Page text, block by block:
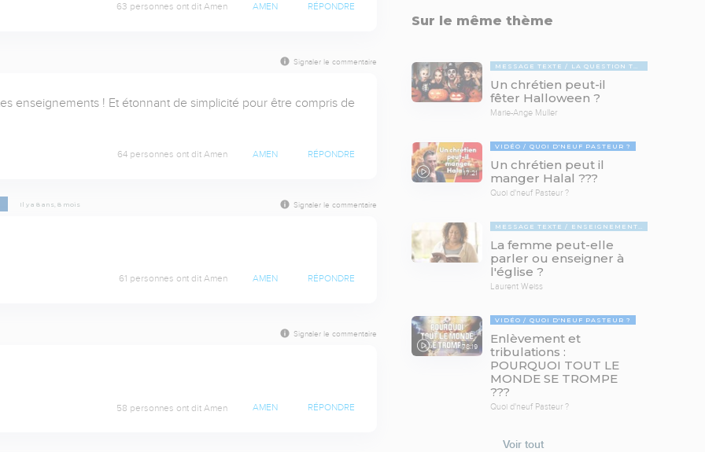
63 personnes ont dit Amen AMEN RÉPONDRE
Signaler le commentaire
enseignements ! Et étonnant de simplicité pour être compris de
64 personnes ont dit Amen AMEN RÉPONDRE
Il y a 8 ans, 8 mois Signaler le commentaire
61 personnes ont dit Amen AMEN RÉPONDRE
Signaler le commentaire
58 personnes ont dit Amen AMEN RÉPONDRE
Sur le même thème
MESSAGE TEXTE LA QUESTION TABOUE
Un chrétien peut-il
fêter Halloween ?
Marie-Ange Muller
17:21
VIDÉO QUOI D'NEUF PASTEUR ?
Un chrétien peut il
manger Halal ???
Quoi d'neuf Pasteur ?
MESSAGE TEXTE ENSEIGNEMENTS BIBLIQUES
La femme peut-elle
parler ou enseigner à
l'église ?
Laurent Weiss
78:19
VIDÉO QUOI D'NEUF PASTEUR ?
Enlèvement et
tribulations :
POURQUOI TOUT LE
MONDE SE TROMPE
???
Quoi d'neuf Pasteur ?
Voir tout